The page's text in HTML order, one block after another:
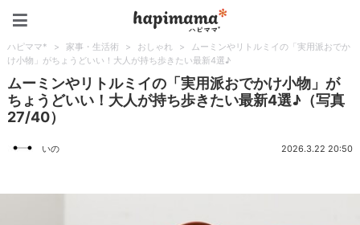
ハピママ* > 家事・生活術 > おしゃれ >
ムーミンやリトルミイの「実用派おでか
け小物」がちょうどいい！大人が持ち歩きたい最新4選♪
ムーミンやリトルミイの「実用派おでかけ小物」が
ちょうどいい！大人が持ち歩きたい最新4選♪（写真
27/40）
いの 2026.3.22 20:50